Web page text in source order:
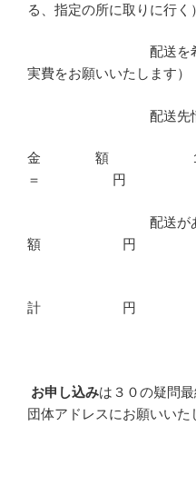
る、指定の所に取りに行く）
配送を希望 （
実費をお願いいたします）
配送先情
金 額 １２
＝ 円
配送がある場
額 円
計 円
お申し込みは３０の疑問
団体アドレスにお願いいた